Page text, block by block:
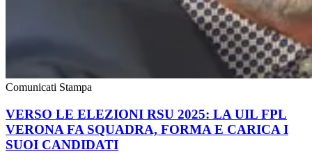
Comunicati Stampa
VERSO LE ELEZIONI RSU 2025: LA UIL FPL
VERONA FA SQUADRA, FORMA E CARICA I
SUOI CANDIDATI